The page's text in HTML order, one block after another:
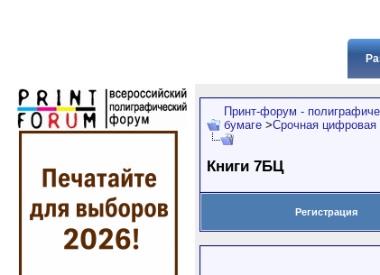
Принт-форум -
бумаге >Срочная цифровая
Книги 7БЦ
Регистрация